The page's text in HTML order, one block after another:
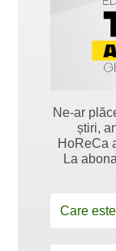
Ne-ar
știri,
HoReCa
La